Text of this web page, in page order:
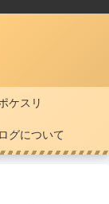
ケスリ
グについて